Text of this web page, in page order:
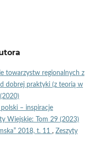
towarzystw regionalnych z
dobrej praktyki (z teorią w
polski – inspiracje
Wiejskie: Tom 29 (2023)
2018, t. 11 , Zeszyty